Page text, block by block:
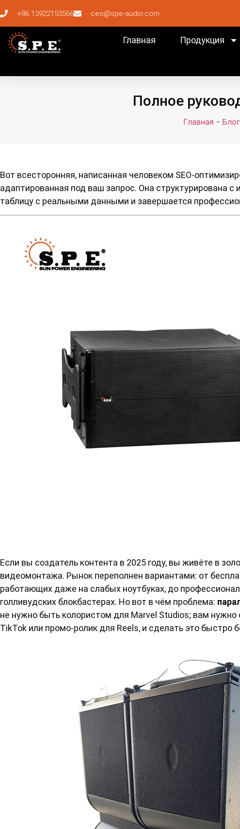
+86 13922153566 ceo@spe-audio.com
Главная Продукция
Полное
Главная - Блог
Вот всесторонняя, написанная человеком SEO-
адаптированная под ваш запрос. Она структурирована с
таблицу с реальными данными и завершается
Если вы создатель контента в 2025 году, вы живёте в
видеомонтажа. Рынок переполнен вариантами: от
работающих даже на слабых ноутбуках, до
голливудских блокбастерах. Но вот в чём проблема:
не нужно быть колористом для Marvel Studios; вам нужно
TikTok или промо-ролик для Reels, и сделать это быстро